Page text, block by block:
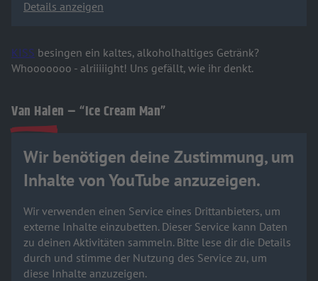
Details anzeigen
KISS besingen ein kaltes, alkoholhaltiges Getränk?
Whooooooo - alriiiiight! Uns gefällt, wie ihr denkt.
Van Halen – “Ice Cream Man”
Wir benötigen deine Zustimmung, um
Inhalte von YouTube anzuzeigen.
Wir verwenden einen Service eines Drittanbieters, um
externe Inhalte einzubetten. Dieser Service kann Daten
zu deinen Aktivitäten sammeln. Bitte lese dir die Details
durch und stimme der Nutzung des Service zu, um
diese Inhalte anzuzeigen.